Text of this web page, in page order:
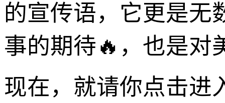
的宣传语，它更是无
事的期待🔥，也是对
现在，就请你点击进